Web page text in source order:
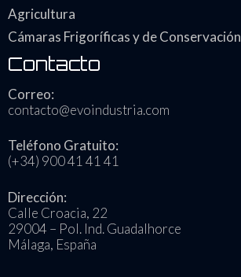
Agricultura
Cámaras Frigoríficas y de Conservación
Contacto
Correo:
contacto@evoindustria.com
Teléfono Gratuito:
(+34) 900 41 41 41
Dirección:
Calle Croacia, 22
29004 – Pol. Ind. Guadalhorce
Málaga, España